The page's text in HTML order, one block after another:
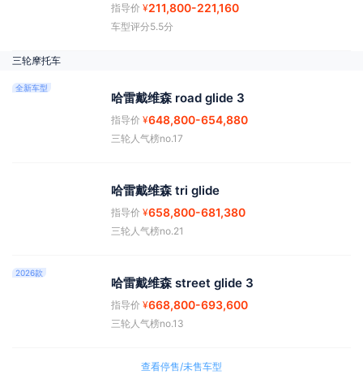
指导价 ¥211,800-221,160
车型评分5.5分
三轮摩托车
全新车型
哈雷戴维森 road glide 3
指导价 ¥648,800-654,880
三轮人气榜no.17
哈雷戴维森 tri glide
指导价 ¥658,800-681,380
三轮人气榜no.21
2026款
哈雷戴维森 street glide 3
指导价 ¥668,800-693,600
三轮人气榜no.13
查看停售/未售车型